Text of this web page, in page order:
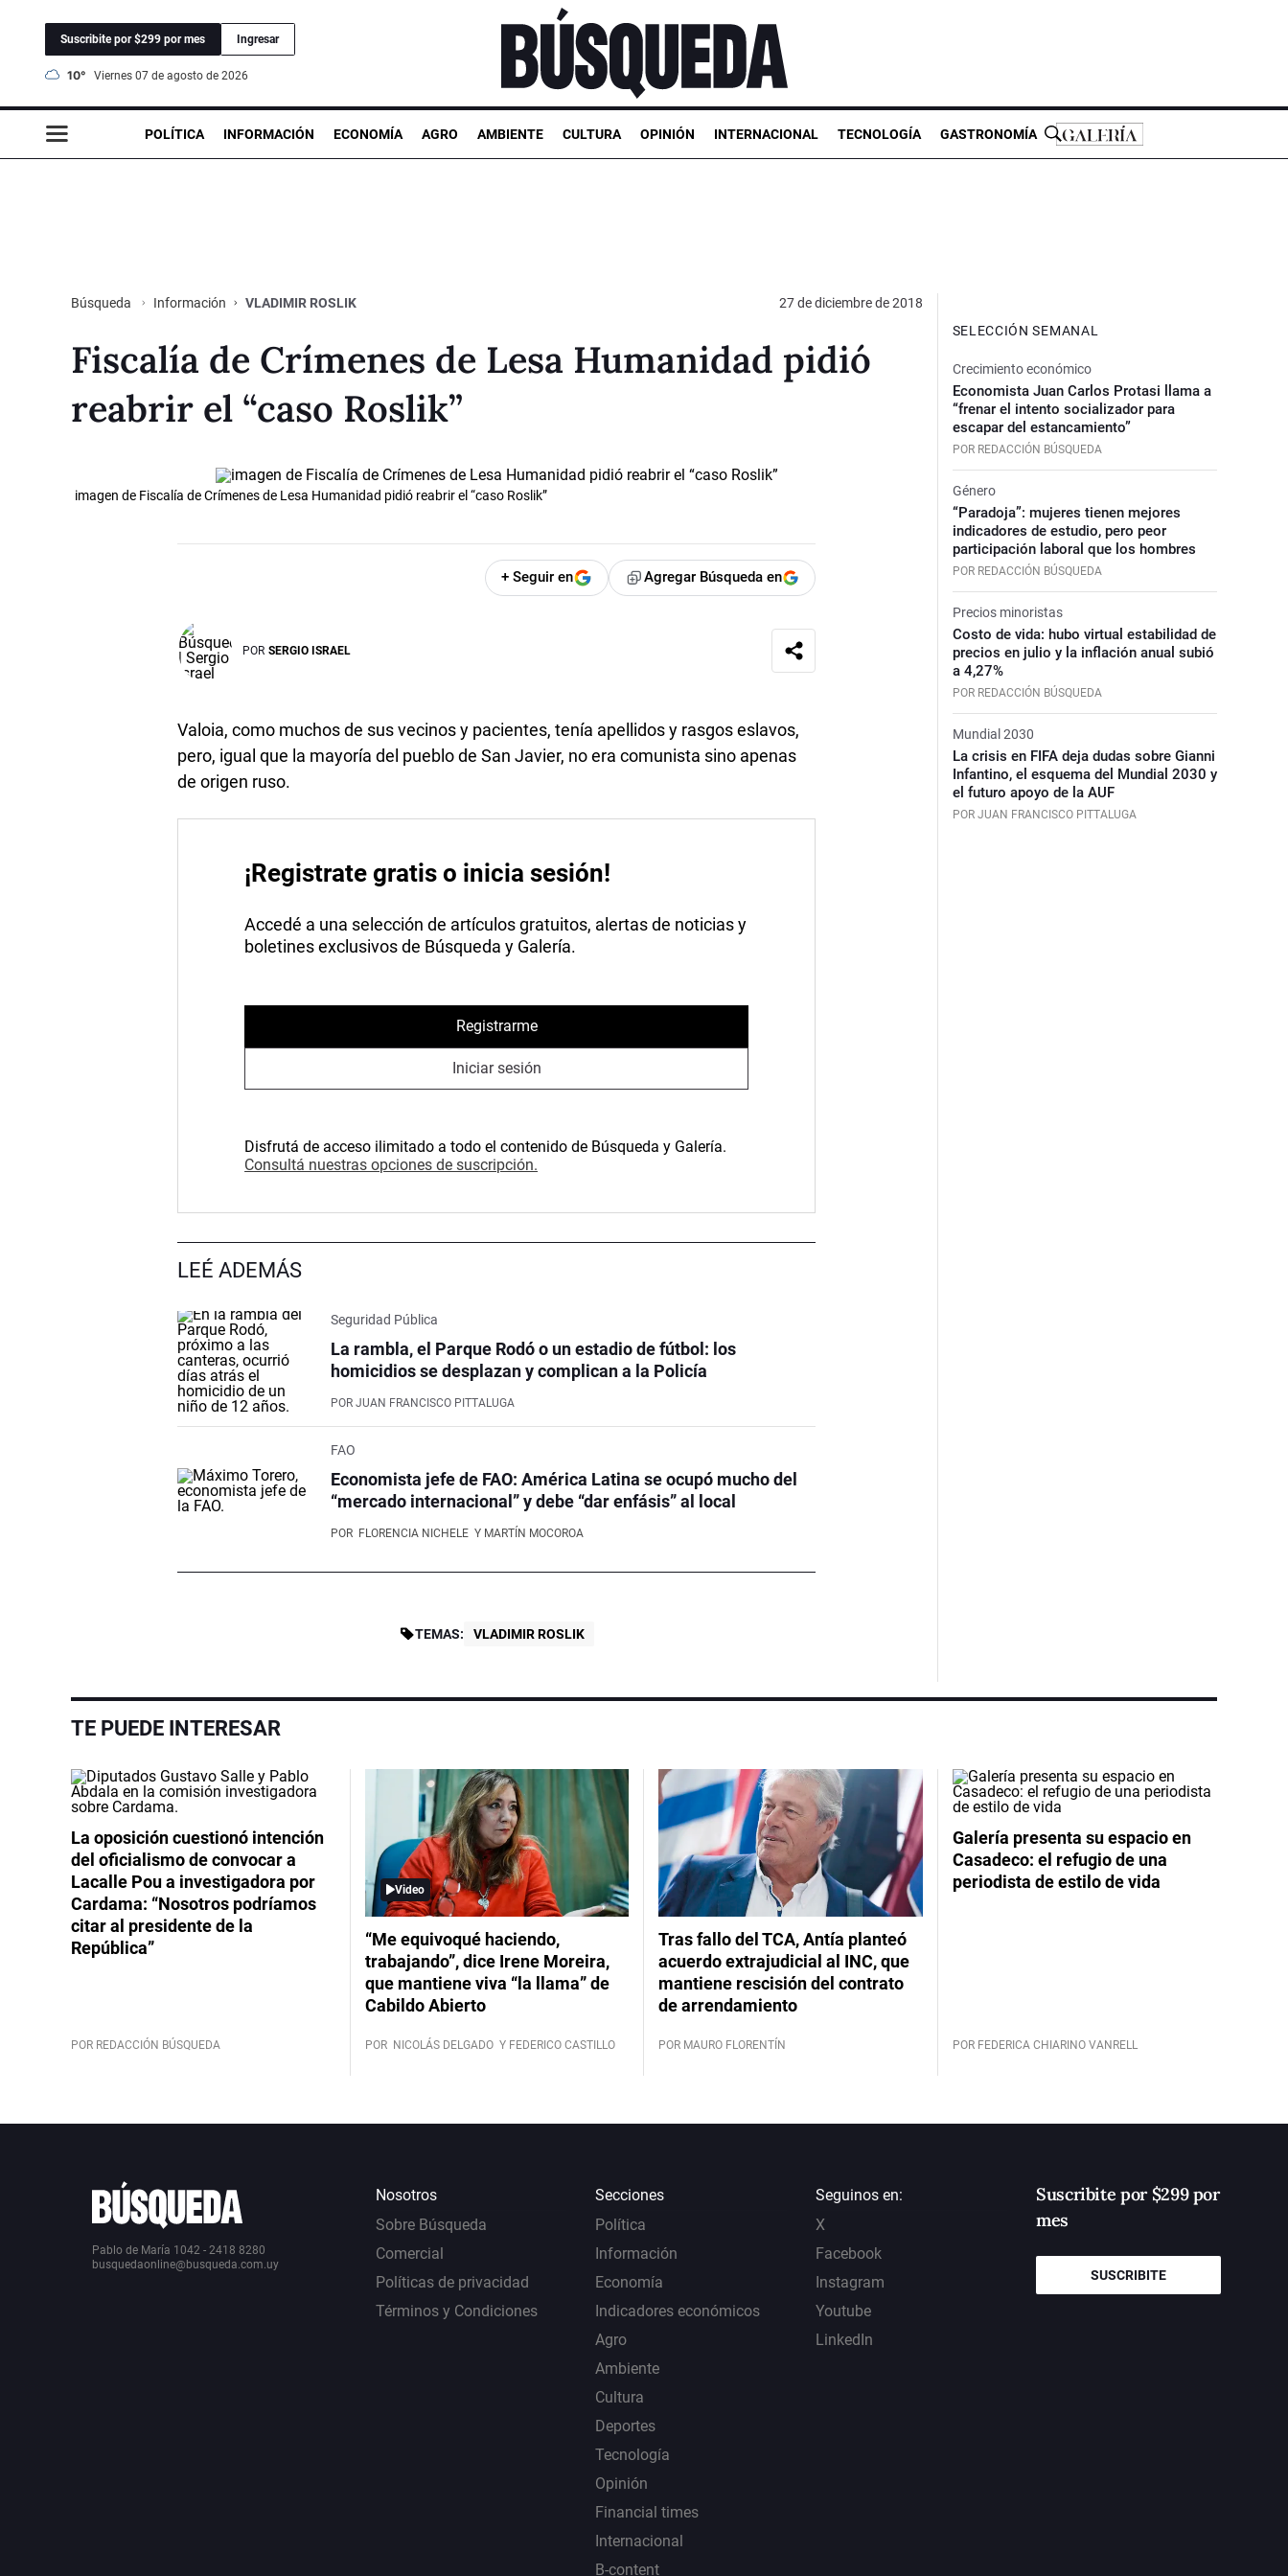
Suscribite por $299 por mes Ingresar
10° viernes 07 de agosto de 2026
POLÍTICA INFORMACIÓN ECONOMÍA AGRO AMBIENTE CULTURA OPINIÓN INTERNACIONAL TECNOLOGÍA GASTRONOMÍA
Búsqueda Información VLADIMIR ROSLIK 27 de diciembre de 2018
Fiscalía de Crímenes de Lesa Humanidad pidió
reabrir el “caso Roslik”
imagen de Fiscalía de Crímenes de Lesa Humanidad pidió reabrir el “caso Roslik”
+ Seguir en Agregar Búsqueda en
POR SERGIO ISRAEL
Valoia, como muchos de sus vecinos y pacientes, tenía apellidos y rasgos eslavos,
pero, igual que la mayoría del pueblo de San Javier, no era comunista sino apenas
de origen ruso.
¡Registrate gratis o inicia sesión!
Accedé a una selección de artículos gratuitos, alertas de noticias y
boletines exclusivos de Búsqueda y Galería.
Registrarme
Iniciar sesión
Disfrutá de acceso ilimitado a todo el contenido de Búsqueda y Galería.
Consultá nuestras opciones de suscripción.
LEÉ ADEMÁS
Seguridad Pública
La rambla, el Parque Rodó o un estadio de fútbol: los
homicidios se desplazan y complican a la Policía
POR JUAN FRANCISCO PITTALUGA
FAO
Economista jefe de FAO: América Latina se ocupó mucho del
“mercado internacional” y debe “dar enfásis” al local
POR FLORENCIA NICHELE Y MARTÍN MOCOROA
TEMAS: VLADIMIR ROSLIK
SELECCIÓN SEMANAL
Crecimiento económico
Economista Juan Carlos Protasi llama a
“frenar el intento socializador para
escapar del estancamiento”
POR REDACCIÓN BÚSQUEDA
Género
“Paradoja”: mujeres tienen mejores
indicadores de estudio, pero peor
participación laboral que los hombres
POR REDACCIÓN BÚSQUEDA
Precios minoristas
Costo de vida: hubo virtual estabilidad de
precios en julio y la inflación anual subió
a 4,27%
POR REDACCIÓN BÚSQUEDA
Mundial 2030
La crisis en FIFA deja dudas sobre Gianni
Infantino, el esquema del Mundial 2030 y
el futuro apoyo de la AUF
POR JUAN FRANCISCO PITTALUGA
TE PUEDE INTERESAR
La oposición cuestionó intención
del oficialismo de convocar a
Lacalle Pou a investigadora por
Cardama: “Nosotros podríamos
citar al presidente de la
República”
POR REDACCIÓN BÚSQUEDA
Video
“Me equivoqué haciendo,
trabajando”, dice Irene Moreira,
que mantiene viva “la llama” de
Cabildo Abierto
POR NICOLÁS DELGADO Y FEDERICO CASTILLO
Tras fallo del TCA, Antía planteó
acuerdo extrajudicial al INC, que
mantiene rescisión del contrato
de arrendamiento
POR MAURO FLORENTÍN
Galería presenta su espacio en
Casadeco: el refugio de una
periodista de estilo de vida
POR FEDERICA CHIARINO VANRELL
Pablo de María 1042 - 2418 8280
busquedaonline@busqueda.com.uy
Nosotros
Sobre Búsqueda
Comercial
Políticas de privacidad
Términos y Condiciones
Secciones
Política
Información
Economía
Indicadores económicos
Agro
Ambiente
Cultura
Deportes
Tecnología
Opinión
Financial times
Internacional
B-content
Seguinos en:
X
Facebook
Instagram
Youtube
LinkedIn
Suscribite por $299 por
mes
SUSCRIBITE